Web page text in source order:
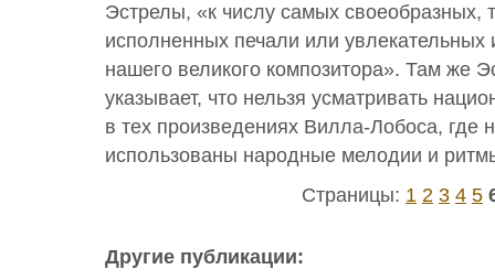
Эстрелы, «к числу самых своеобразных,
исполненных печали или увлекательных
нашего великого композитора». Там же
указывает, что нельзя усматривать
в тех произведениях Вилла-Лобоса, где
использованы народные мелодии и
Страницы: 1 2 3 4 5
Другие публикации: